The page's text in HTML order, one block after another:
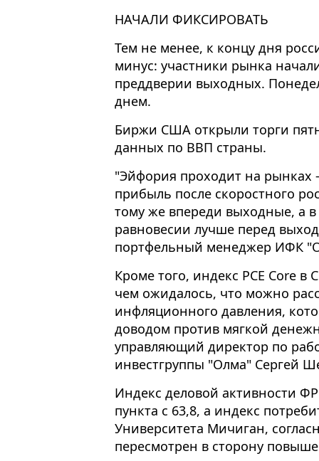
НАЧАЛИ ФИКСИРОВАТЬ
Тем не менее, к концу дня
минус: участники рынка
преддверии выходных.
днем.
Биржи США открыли торги
данных по ВВП страны.
"Эйфория проходит на рынках
прибыль после скоростного
тому же впереди выходные, а
равновесии лучше перед
портфельный менеджер ИФК
Кроме того, индекс PCE Core
чем ожидалось, что можно
инфляционного давления,
доводом против мягкой
управляющий директор по
инвестгруппы "Олма" Сергей
Индекс деловой активности
пункта с 63,8, а индекс
Университета Мичиган,
пересмотрен в сторону